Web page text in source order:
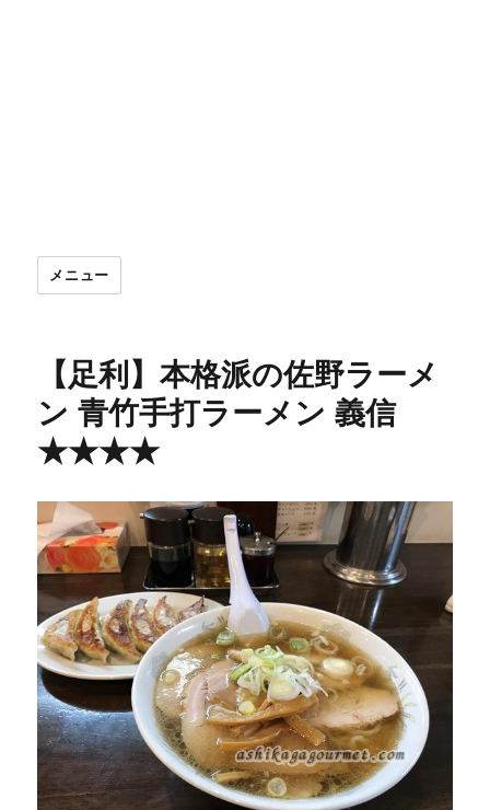
メニュー
【足利】本格派の佐野ラーメ
ン 青竹手打ラーメン 義信
★★★★